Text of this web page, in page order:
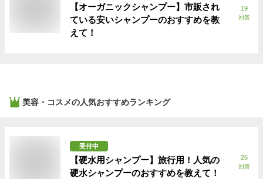
【オーガニックシャンプー】市販され
ている安いシャンプーのおすすめを教
えて！
19
回答
美容・コスメの人気おすすめランキング
受付中
【硬水用シャンプー】旅行用！人気の
硬水シャンプーのおすすめを教えて！
26
回答